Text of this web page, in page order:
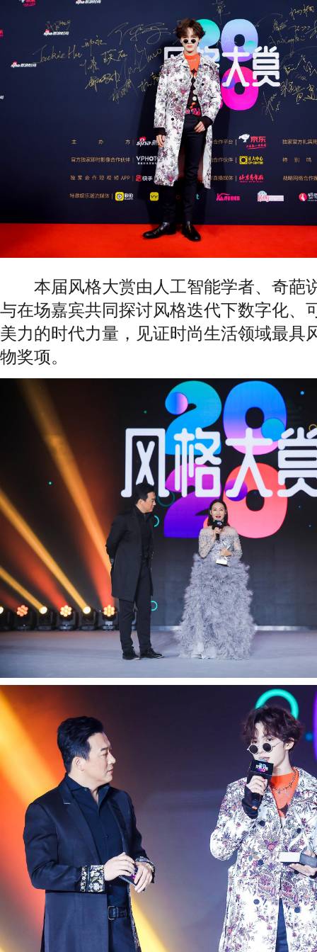
本届风格大赏由人工智能学者、奇葩
与在场嘉宾共同探讨风格迭代下数字化、
美力的时代力量，见证时尚生活领域最具
物奖项。